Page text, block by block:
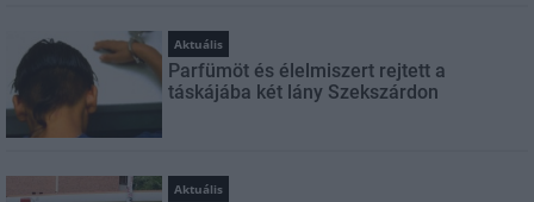
Aktuális
Parfümöt és élelmiszert rejtett a
táskájába két lány Szekszárdon
Aktuális